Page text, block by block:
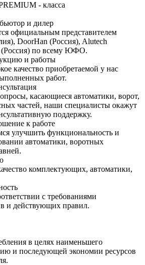
- класса
и дилер
официальным представителем
DoorHan (Россия), Alutech
по всему ЮФО.
и работы
качество приобретаемой у нас
работ.
касающиеся автоматики, ворот,
частей, наши специалисты окажут
поддержку.
к работе
улучшить функциональность и
автоматики, воротных
комплектующих, автоматики,
с требованиями
и действующих правил.
в целях наименьшего
и последующей экономии ресурсов